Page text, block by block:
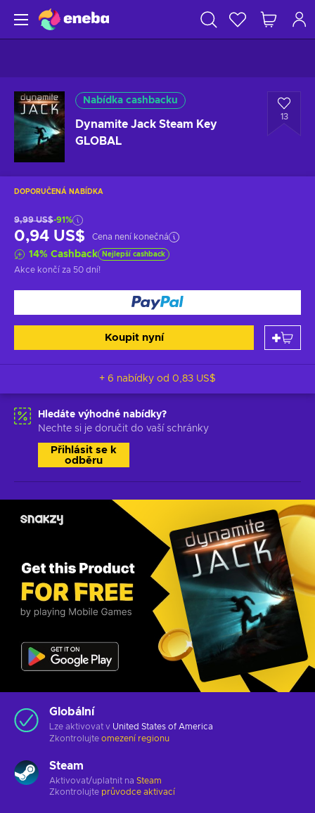
Nabídka cashbacku
Dynamite Jack Steam Key
GLOBAL
13
DOPORUČENÁ NABÍDKA
9,99 US$-91%
0,94 US$ Cena není konečná
14% Cashback Nejlepší cashback
Akce končí za 50 dní!
Koupit nyní
+ 6 nabídky od 0,83 US$
Hledáte výhodné nabídky?
Nechte si je doručit do vaší schránky
Přihlásit se k
odběru
Globální
Lze aktivovat v United States of America
Zkontrolujte omezení regionu
Steam
Aktivovat/uplatnit na Steam
Zkontrolujte průvodce aktivací